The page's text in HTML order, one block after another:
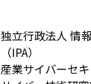
独立行政法人 情
（IPA）
産業サイバーセ